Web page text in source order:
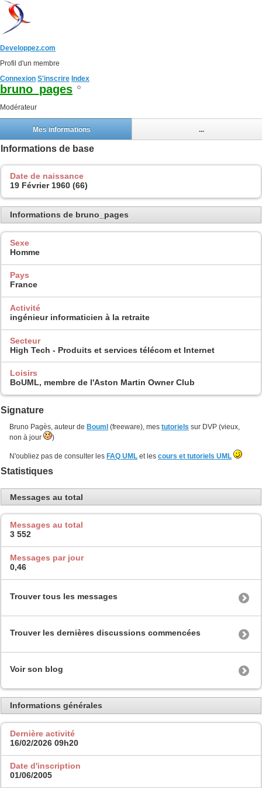
Developpez.com
Profil d'un membre
Connexion S'inscrire Index
bruno_pages
Modérateur
Mes informations ...
Informations de base
Date de naissance
19 Février 1960 (66)
Informations de bruno_pages
Sexe
Homme
Pays
France
Activité
ingénieur informaticien à la retraite
Secteur
High Tech - Produits et services télécom et Internet
Loisirs
BoUML, membre de l'Aston Martin Owner Club
Signature
Bruno Pagès, auteur de Bouml (freeware), mes tutoriels sur DVP (vieux,
non à jour
)
N'oubliez pas de consulter les FAQ UML et les cours et tutoriels UML
Statistiques
Messages au total
Messages au total
3 552
Messages par jour
0,46
Trouver tous les messages
Trouver les dernières discussions commencées
Voir son blog
Informations générales
Dernière activité
16/02/2026 09h20
Date d'inscription
01/06/2005